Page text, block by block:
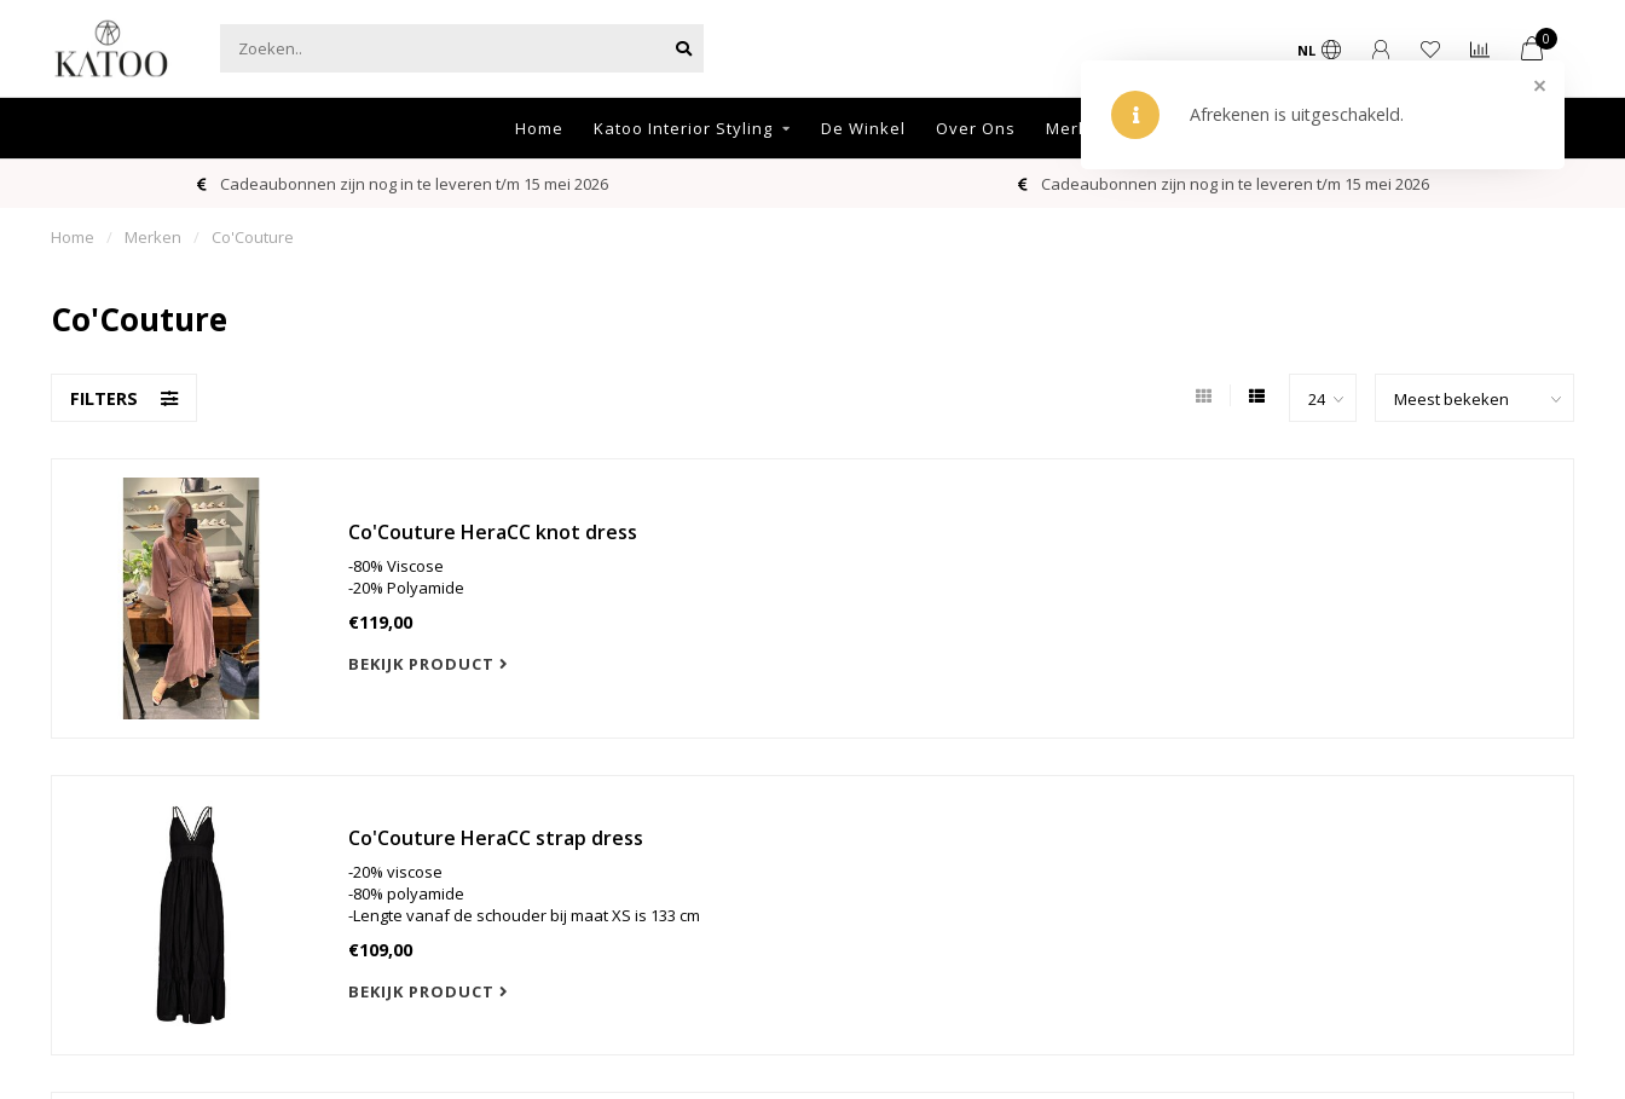
NL
0
Home Katoo Interior Styling De Winkel Over Ons Merken
Cadeaubonnen zijn nog in te leveren t/m 15 mei 2026 Cadeaubonnen zijn nog in te leveren t/m 15 mei 2026
Home / Merken / Co'Couture
Co'Couture
FILTERS
Co'Couture HeraCC knot dress
-80% Viscose
-20% Polyamide
€119,00
BEKIJK PRODUCT
Co'Couture HeraCC strap dress
-20% viscose
-80% polyamide
-Lengte vanaf de schouder bij maat XS is 133 cm
€109,00
BEKIJK PRODUCT